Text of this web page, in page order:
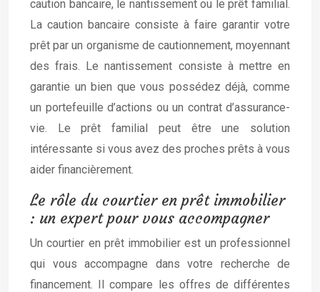
caution bancaire, le nantissement ou le prêt familial.
La caution bancaire consiste à faire garantir votre
prêt par un organisme de cautionnement, moyennant
des frais. Le nantissement consiste à mettre en
garantie un bien que vous possédez déjà, comme
un portefeuille d’actions ou un contrat d’assurance-
vie. Le prêt familial peut être une solution
intéressante si vous avez des proches prêts à vous
aider financièrement.
Le rôle du courtier en prêt immobilier
: un expert pour vous accompagner
Un courtier en prêt immobilier est un professionnel
qui vous accompagne dans votre recherche de
financement. Il compare les offres de différentes